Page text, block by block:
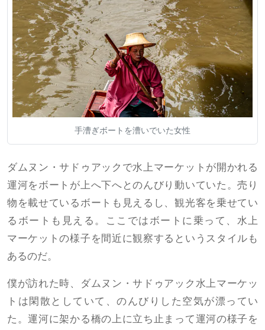
手漕ぎボートを漕いでいた女性
ダムヌン・サドゥアックで水上マーケットが開かれる
運河をボートが上へ下へとのんびり動いていた。売り
物を載せているボートも見えるし、観光客を乗せてい
るボートも見える。ここではボートに乗って、水上
マーケットの様子を間近に観察するというスタイルも
あるのだ。
僕が訪れた時、ダムヌン・サドゥアック水上マーケッ
トは閑散としていて、のんびりした空気が漂ってい
た。運河に架かる橋の上に立ち止まって運河の様子を